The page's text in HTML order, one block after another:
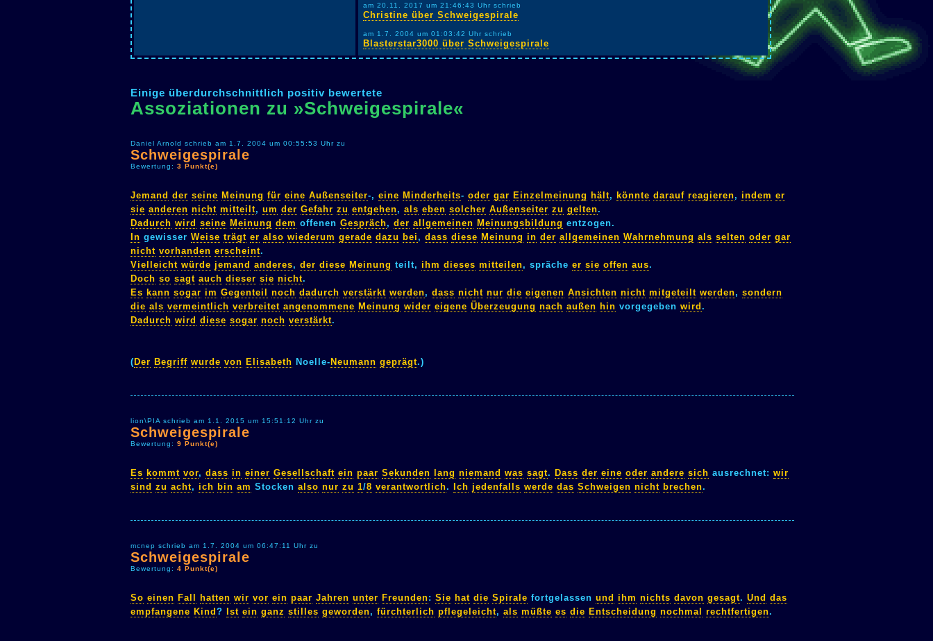
am 20.11. 2017 um 21:46:43 Uhr schrieb
Christine über Schweigespirale
am 1.7. 2004 um 01:03:42 Uhr schrieb
Blasterstar3000 über Schweigespirale
Einige überdurchschnittlich positiv bewertete
Assoziationen zu »Schweigespirale«
Daniel Arnold schrieb am 1.7. 2004 um 00:55:53 Uhr zu
Schweigespirale
Bewertung: 3 Punkt(e)
Jemand der seine Meinung für eine Außenseiter-, eine Minderheits- oder gar Einzelmeinung hält, könnte darauf reagieren, indem er
sie anderen nicht mitteilt, um der Gefahr zu entgehen, als eben solcher Außenseiter zu gelten.
Dadurch wird seine Meinung dem offenen Gespräch, der allgemeinen Meinungsbildung entzogen.
In gewisser Weise trägt er also wiederum gerade dazu bei , dass diese Meinung in der allgemeinen Wahrnehmung als selten oder gar
nicht vorhanden erscheint.
Vielleicht würde jemand anderes, der diese Meinung teilt, ihm dieses mitteilen, spräche er sie offen aus.
Doch so sagt auch dieser sie nicht.
Es kann sogar im Gegenteil noch dadurch verstärkt werden, dass nicht nur die eigenen Ansichten nicht mitgeteilt werden, sondern
die als vermeintlich verbreitet angenommene Meinung wider eigene Überzeugung nach außen hin vorgegeben wird .
Dadurch wird diese sogar noch verstärkt.
( Der Begriff wurde von Elisabeth Noelle- Neumann geprägt.)
lion\PIA schrieb am 1.1. 2015 um 15:51:12 Uhr zu
Schweigespirale
Bewertung: 9 Punkt(e)
Es kommt vor, dass in einer Gesellschaft ein paar Sekunden lang niemand was sagt. Dass der eine oder andere sich ausrechnet: wir
sind zu acht, ich bin am Stocken also nur zu 1/8 verantwortlich. Ich jedenfalls werde das Schweigen nicht brechen.
mcnep schrieb am 1.7. 2004 um 06:47:11 Uhr zu
Schweigespirale
Bewertung: 4 Punkt(e)
So einen Fall hatten wir vor ein paar Jahren unter Freunden: Sie hat die Spirale fortgelassen und ihm nichts davon gesagt. Und das
empfangene Kind ? Ist ein ganz stilles geworden, fürchterlich pflegeleicht, als müßte es die Entscheidung nochmal rechtfertigen.